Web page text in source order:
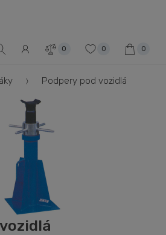
0 0 0
Podpery pod vozidlá